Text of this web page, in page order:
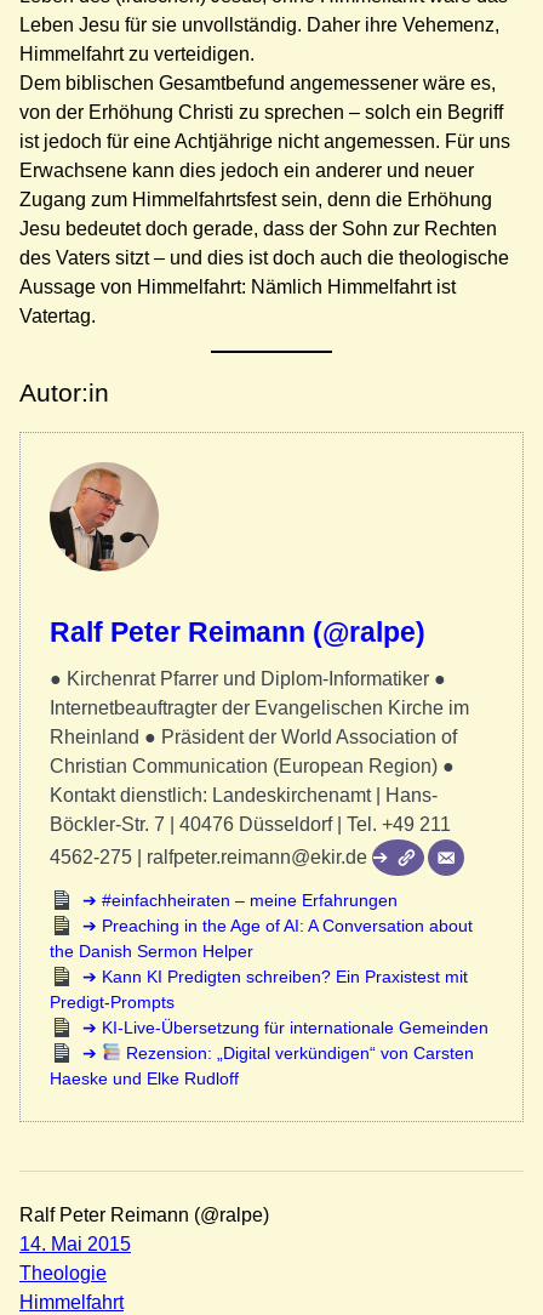
Leben Jesu für sie unvollständig. Daher ihre Vehemenz,
Himmelfahrt zu verteidigen.
Dem biblischen Gesamtbefund angemessener wäre es,
von der Erhöhung Christi zu sprechen – solch ein Begriff
ist jedoch für eine Achtjährige nicht angemessen. Für uns
Erwachsene kann dies jedoch ein anderer und neuer
Zugang zum Himmelfahrtsfest sein, denn die Erhöhung
Jesu bedeutet doch gerade, dass der Sohn zur Rechten
des Vaters sitzt – und dies ist doch auch die theologische
Aussage von Himmelfahrt: Nämlich Himmelfahrt ist
Vatertag.
Autor:in
Ralf Peter Reimann (@ralpe)
● Kirchenrat Pfarrer und Diplom-Informatiker ●
Internetbeauftragter der Evangelischen Kirche im
Rheinland ● Präsident der World Association of
Christian Communication (European Region) ●
Kontakt dienstlich: Landeskirchenamt | Hans-
Böckler-Str. 7 | 40476 Düsseldorf | Tel. +49 211
4562-275 | ralfpeter.reimann@ekir.de
#einfachheiraten – meine Erfahrungen
Preaching in the Age of AI: A Conversation about
the Danish Sermon Helper
Kann KI Predigten schreiben? Ein Praxistest mit
Predigt-Prompts
KI-Live-Übersetzung für internationale Gemeinden
Rezension: „Digital verkündigen“ von Carsten
Haeske und Elke Rudloff
Ralf Peter Reimann (@ralpe)
14. Mai 2015
Theologie
Himmelfahrt